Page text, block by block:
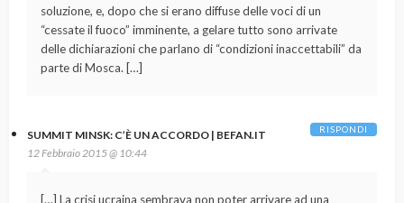
soluzione, e, dopo che si erano diffuse delle voci di un
“cessate il fuoco” imminente, a gelare tutto sono arrivate
delle dichiarazioni che parlano di “condizioni inaccettabili” da
parte di Mosca. […]
SUMMIT MINSK: C’È UN ACCORDO | BEFAN.IT
12 Febbraio 2015 @ 10:44
[…] La crisi ucraina sembrava non poter arrivare ad una
RISPONDI